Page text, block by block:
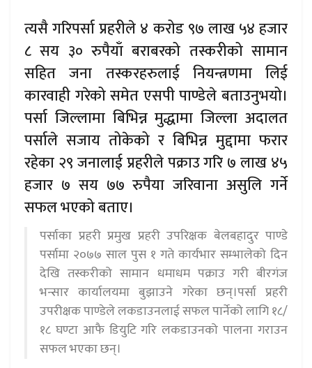
त्यसै गरिपर्सा प्रहरीले ४ करोड ९७ लाख ५४ हजार
८ सय ३० रुपैयाँ बराबरको तस्करीको सामान
सहित जना तस्करहरुलाई नियन्त्रणमा लिई
कारवाही गरेको समेत एसपी पाण्डेले बताउनुभयो।
पर्सा जिल्लामा बिभिन्न मुद्धामा जिल्ला अदालत
पर्साले सजाय तोकेको र बिभिन्न मुद्दामा फरार
रहेका २९ जनालाई प्रहरीले पक्राउ गरि ७ लाख ४५
हजार ७ सय ७७ रुपैया जरिवाना असुलि गर्ने
सफल भएको बताए।
पर्साका प्रहरी प्रमुख प्रहरी उपरिक्षक बेलबहादुर पाण्डे
पर्सामा २०७७ साल पुस १ गते कार्यभार सम्भालेको दिन
देखि तस्करीको सामान धमाधम पक्राउ गरी बीरगंज
भन्सार कार्यालयमा बुझाउने गरेका छन्।पर्सा प्रहरी
उपरीक्षक पाण्डेले लकडाउनलाई सफल पार्नेको लागि १८/
१८ घण्टा आफै डियुटि गरि लकडाउनको पालना गराउन
सफल भएका छन्।